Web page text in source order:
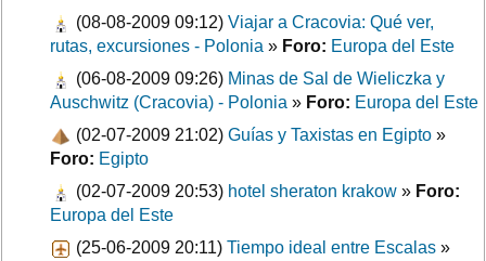
(08-08-2009 09:12) Viajar a Cracovia: Qué ver,
rutas, excursiones - Polonia » Foro: Europa del Este
(06-08-2009 09:26) Minas de Sal de Wieliczka y
Auschwitz (Cracovia) - Polonia » Foro: Europa del Este
(02-07-2009 21:02) Guías y Taxistas en Egipto »
Foro: Egipto
(02-07-2009 20:53) hotel sheraton krakow » Foro:
Europa del Este
(25-06-2009 20:11) Tiempo ideal entre Escalas »